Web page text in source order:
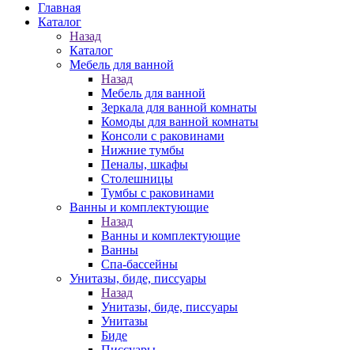
Главная
Каталог
Назад
Каталог
Мебель для ванной
Назад
Мебель для ванной
Зеркала для ванной комнаты
Комоды для ванной комнаты
Консоли с раковинами
Нижние тумбы
Пеналы, шкафы
Столешницы
Тумбы с раковинами
Ванны и комплектующие
Назад
Ванны и комплектующие
Ванны
Спа-бассейны
Унитазы, биде, писсуары
Назад
Унитазы, биде, писсуары
Унитазы
Биде